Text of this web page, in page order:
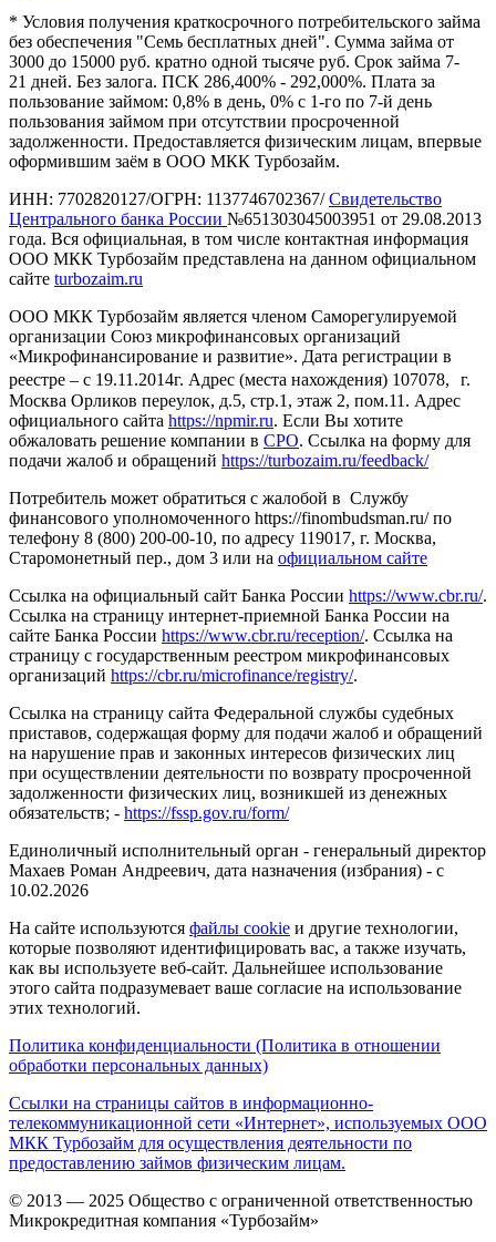
* Условия получения краткосрочного потребительского займа
без обеспечения "Семь бесплатных дней". Сумма займа от
3000 до 15000 руб. кратно одной тысяче руб. Срок займа 7-
21 дней. Без залога. ПСК 286,400% - 292,000%. Плата за
пользование займом: 0,8% в день, 0% с 1-го по 7-й день
пользования займом при отсутствии просроченной
задолженности. Предоставляется физическим лицам, впервые
оформившим заём в ООО МКК Турбозайм.
ИНН: 7702820127/ОГРН: 1137746702367/Свидетельство
Центрального банка России №651303045003951 от 29.08.2013
года. Вся официальная, в том числе контактная информация
ООО МКК Турбозайм представлена на данном официальном
сайте turbozaim.ru
ООО МКК Турбозайм является членом Саморегулируемой
организации Союз микрофинансовых организаций
«Микрофинансирование и развитие». Дата регистрации в
реестре – с 19.11.2014г. Адрес (места нахождения) 107078, г.
Москва Орликов переулок, д.5, стр.1, этаж 2, пом.11. Адрес
официального сайта https://npmir.ru. Если Вы хотите
обжаловать решение компании в СРО. Ссылка на форму для
подачи жалоб и обращений https://turbozaim.ru/feedback/
Потребитель может обратиться с жалобой в Службу
финансового уполномоченного https://finombudsman.ru/ по
телефону 8 (800) 200-00-10, по адресу 119017, г. Москва,
Старомонетный пер., дом 3 или на официальном сайте
Ссылка на официальный сайт Банка России https://www.cbr.ru/.
Ссылка на страницу интернет-приемной Банка России на
сайте Банка России https://www.cbr.ru/reception/. Ссылка на
страницу с государственным реестром микрофинансовых
организаций https://cbr.ru/microfinance/registry/.
Ссылка на страницу сайта Федеральной службы судебных
приставов, содержащая форму для подачи жалоб и обращений
на нарушение прав и законных интересов физических лиц
при осуществлении деятельности по возврату просроченной
задолженности физических лиц, возникшей из денежных
обязательств; - https://fssp.gov.ru/form/
Единоличный исполнительный орган - генеральный директор
Махаев Роман Андреевич, дата назначения (избрания) - с
10.02.2026
На сайте используются файлы cookie и другие технологии,
которые позволяют идентифицировать вас, а также изучать,
как вы используете веб-сайт. Дальнейшее использование
этого сайта подразумевает ваше согласие на использование
этих технологий.
Политика конфиденциальности (Политика в отношении
обработки персональных данных)
Ссылки на страницы сайтов в информационно-
телекоммуникационной сети «Интернет», используемых ООО
МКК Турбозайм для осуществления деятельности по
предоставлению займов физическим лицам.
© 2013 — 2025 Общество с ограниченной ответственностью
Микрокредитная компания «Турбозайм»